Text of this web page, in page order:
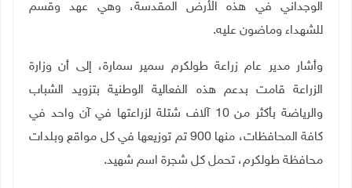
الوجداني في هذه الأرض المقدسة، وهي عهد وقسم
للشهداء وماضون عليه.
وأشار مدير عام زراعة طولكرم سمير سمارة، إلى أن وزارة
الزراعة قامت بدعم هذه الفعالية الوطنية بتزويد الشباب
والرياضة بأكثر من 10 آلاف شتلة لزراعتها في آن واحد في
كافة المحافظات، منها 900 تم توزيعها في كل مواقع وبلدات
محافظة طولكرم، تحمل كل شجرة اسم شهيد.